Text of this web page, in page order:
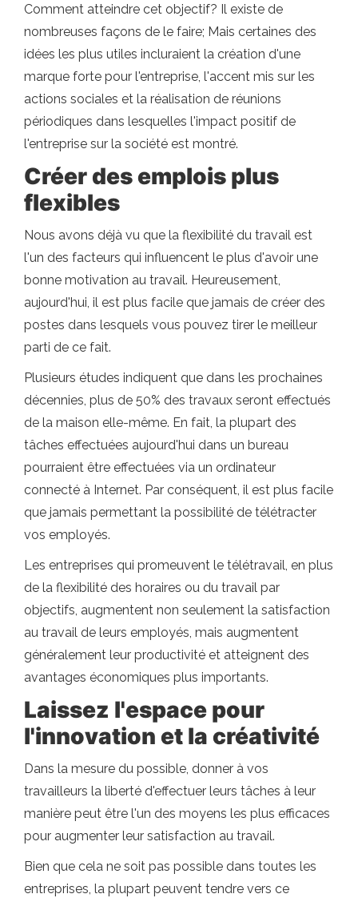
Comment atteindre cet objectif? Il existe de
nombreuses façons de le faire; Mais certaines des
idées les plus utiles incluraient la création d'une
marque forte pour l'entreprise, l'accent mis sur les
actions sociales et la réalisation de réunions
périodiques dans lesquelles l'impact positif de
l'entreprise sur la société est montré.
Créer des emplois plus
flexibles
Nous avons déjà vu que la flexibilité du travail est
l'un des facteurs qui influencent le plus d'avoir une
bonne motivation au travail. Heureusement,
aujourd'hui, il est plus facile que jamais de créer des
postes dans lesquels vous pouvez tirer le meilleur
parti de ce fait.
Plusieurs études indiquent que dans les prochaines
décennies, plus de 50% des travaux seront effectués
de la maison elle-même. En fait, la plupart des
tâches effectuées aujourd'hui dans un bureau
pourraient être effectuées via un ordinateur
connecté à Internet. Par conséquent, il est plus facile
que jamais permettant la possibilité de télétracter
vos employés.
Les entreprises qui promeuvent le télétravail, en plus
de la flexibilité des horaires ou du travail par
objectifs, augmentent non seulement la satisfaction
au travail de leurs employés, mais augmentent
généralement leur productivité et atteignent des
avantages économiques plus importants.
Laissez l'espace pour
l'innovation et la créativité
Dans la mesure du possible, donner à vos
travailleurs la liberté d'effectuer leurs tâches à leur
manière peut être l'un des moyens les plus efficaces
pour augmenter leur satisfaction au travail.
Bien que cela ne soit pas possible dans toutes les
entreprises, la plupart peuvent tendre vers ce